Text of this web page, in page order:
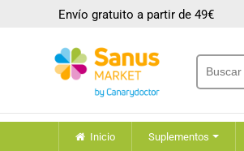
Envío gratuito a partir de 49€
Inicio Suplementos